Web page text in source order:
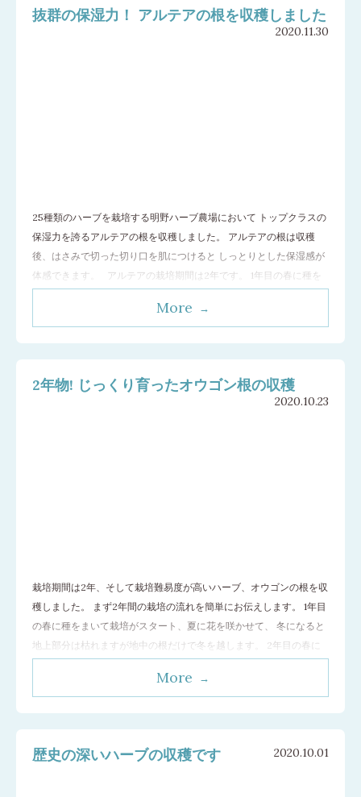
抜群の保湿力！ アルテアの根を収穫しました
2020.11.30
25種類のハーブを栽培する明野ハーブ農場において トップクラスの
保湿力を誇るアルテアの根を収穫しました。 アルテアの根は収穫
後、はさみで切った切り口を肌につけると しっとりとした保湿感が
体感できます。 アルテアの栽培期間は2年です。 1年目の春に種を
ます。 冬になると地上部分は枯れますが、地中の根だけで冬を越し
More
2年物! じっくり育ったオウゴン根の収穫
2020.10.23
栽培期間は2年、そして栽培難易度が高いハーブ、オウゴンの根を収
穫しました。 まず2年間の栽培の流れを簡単にお伝えします。 1年目
の春に種をまいて栽培がスタート、夏に花を咲かせて、 冬になると
地上部分は枯れますが地中の根だけで冬を越します。 2年目の春に
は明野ハーブ農場で栽培する25種類のハーブの中で 一番手間がかか
More
歴史の深いハーブの収穫です 2020.10.01